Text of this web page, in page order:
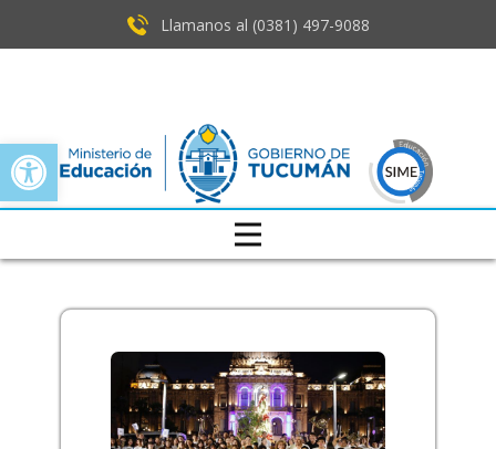
Open toolbar
Llamanos al (0381) ​497-9088